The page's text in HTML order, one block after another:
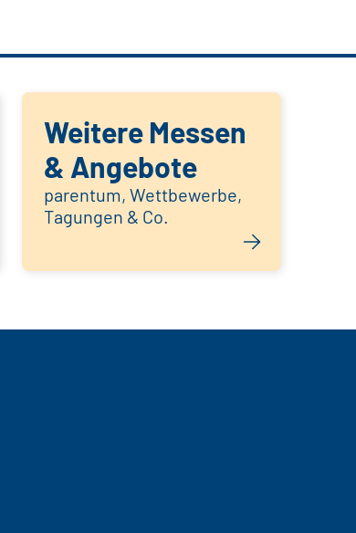
Weitere Messen
& Angebote
parentum, Wettbewerbe,
Tagungen & Co.